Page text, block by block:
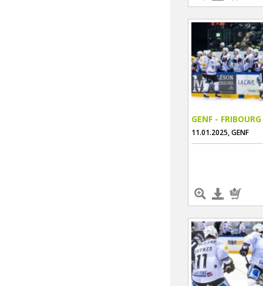
GENF - FRIBOURG
11.01.2025, GENF